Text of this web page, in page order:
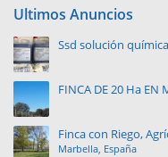
Ultimos Anuncios
Ssd solución
FINCA DE 20 Ha EN
Finca con Riego,
Marbella, España